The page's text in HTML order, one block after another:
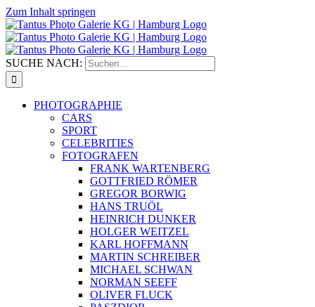
Zum Inhalt springen
SUCHE NACH:
PHOTOGRAPHIE
CARS
SPORT
CELEBRITIES
FOTOGRAFEN
FRANK WARTENBERG
GOTTFRIED RÖMER
GREGOR BORWIG
HANS TRUÖL
HEINRICH DUNKER
HOLGER WEITZEL
KARL HOFFMANN
MARTIN SCHREIBER
MICHAEL SCHWAN
NORMAN SEEFF
OLIVER FLUCK